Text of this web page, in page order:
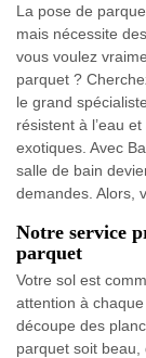
La pose de
mais nécessite
vous voulez
parquet ?
le grand
résistent à l’eau
exotiques. Avec
salle de bain
demandes. Alors,
Notre service
parquet
Votre sol est
attention à
découpe des
parquet soit beau,